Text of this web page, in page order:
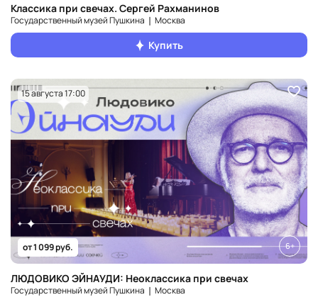
Классика при свечах. Сергей Рахманинов
Государственный музей Пушкина ❘ Москва
Купить
15 августа 17:00
от 1 099 руб. 6+
ЛЮДОВИКО ЭЙНАУДИ: Неоклассика при свечах
Государственный музей Пушкина ❘ Москва